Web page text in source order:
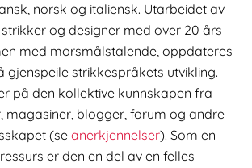
norsk og italiensk. Utarbeidet av
og designer med over 20 års
med morsmålstalende, oppdateres
gjenspeile strikkespråkets utvikling.
på den kollektive kunnskapen fra
magasiner, blogger, forum og andre
(se anerkjennelser). Som en
er den en del av en felles